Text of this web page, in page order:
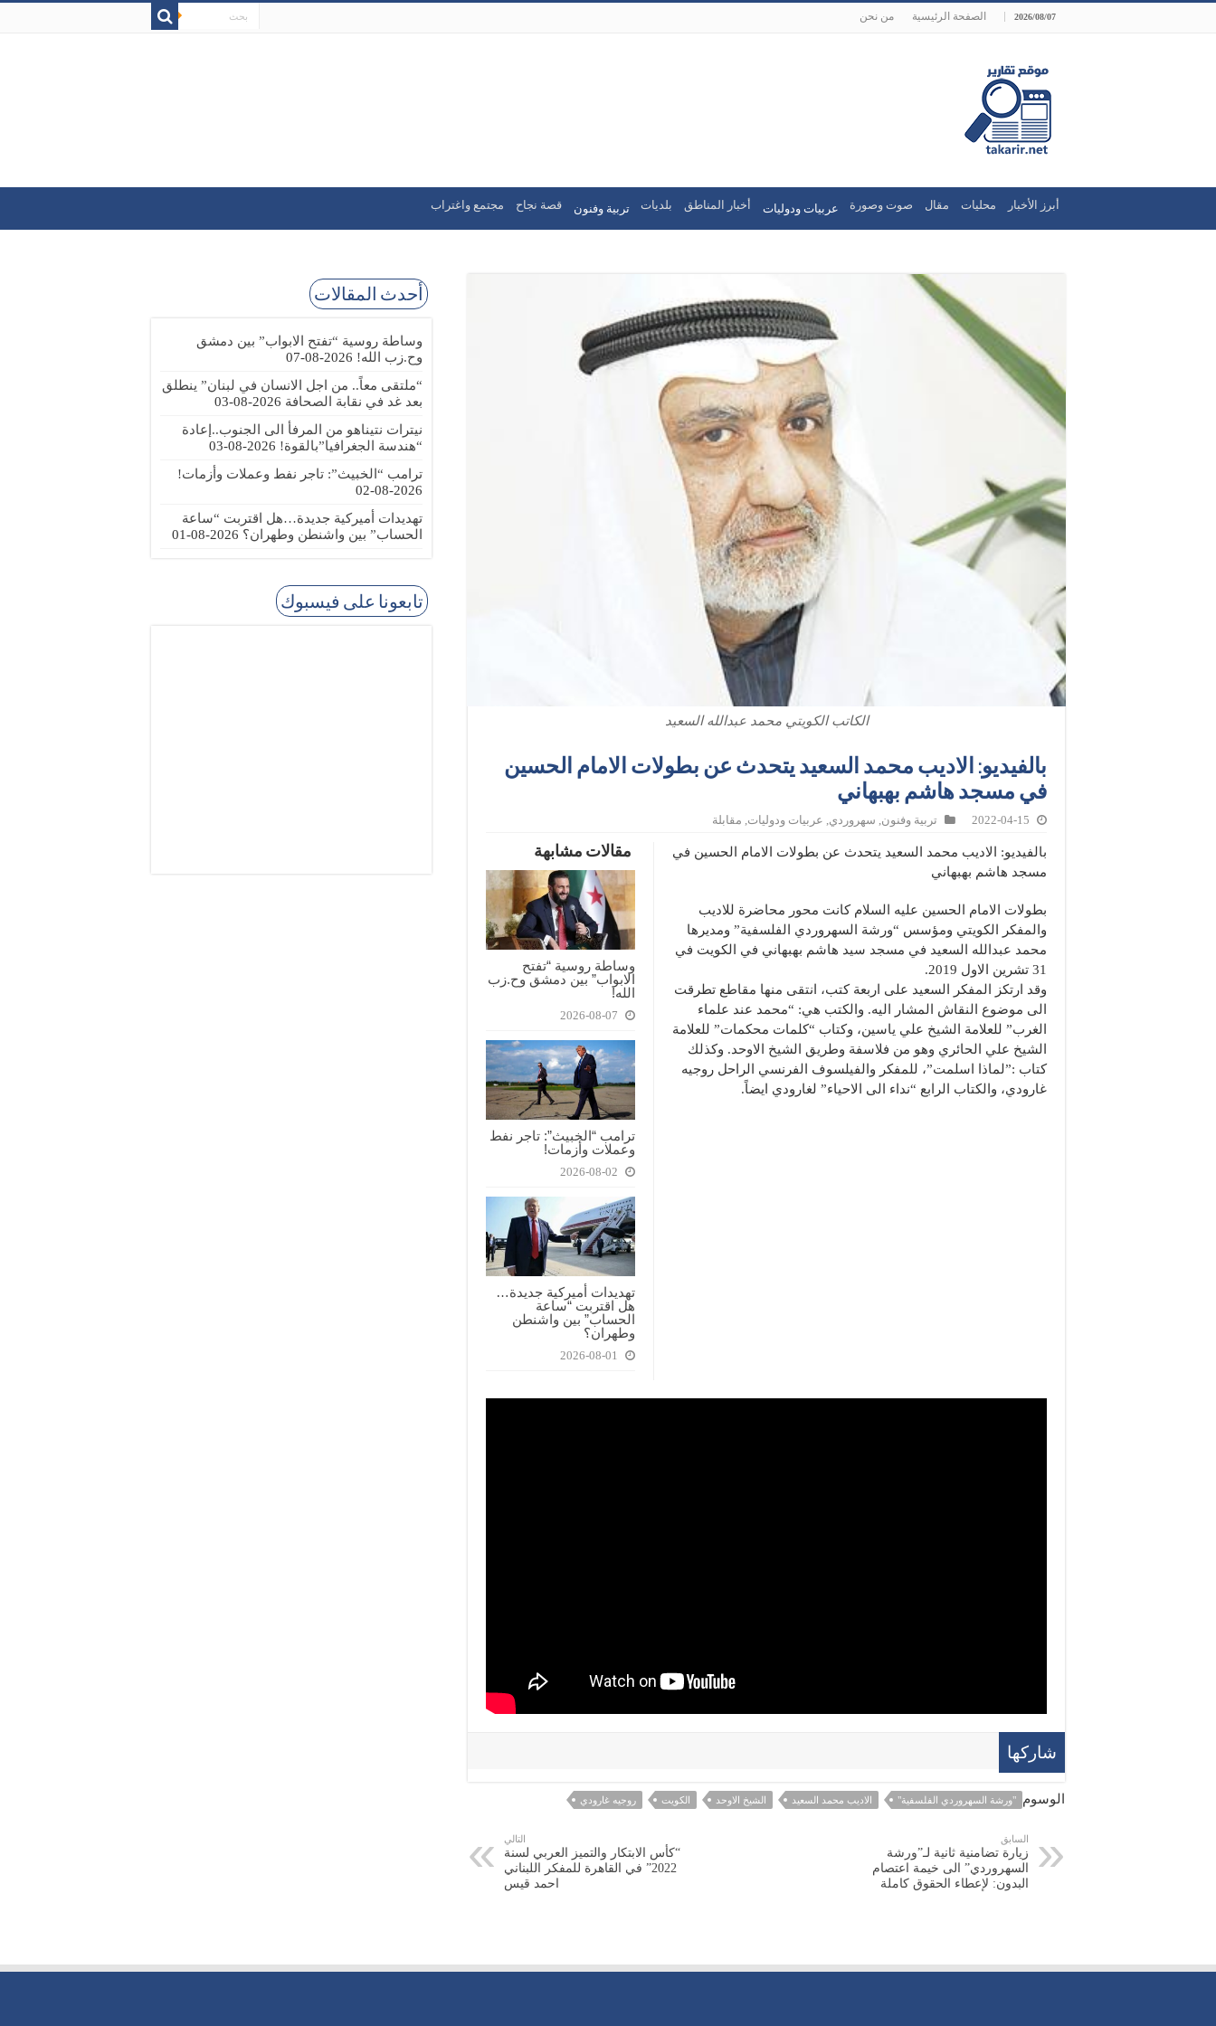
2026/08/07 الصفحة الرئيسية من نحن
أبرز الأخبار محليات مقال صوت وصورة عربيات ودوليات أخبار المناطق بلديات تربية وفنون قصة نجاح مجتمع واغتراب
الكاتب الكويتي محمد عبدالله السعيد
بالفيديو: الاديب محمد السعيد يتحدث عن بطولات الامام الحسين
في مسجد هاشم بهبهاني
2022-04-15 تربية وفنون, سهروردي, عربيات ودوليات, مقابلة
مقالات مشابهة
وساطة روسية “تفتح
الابواب” بين دمشق وح.زب
الله!
2026-08-07
ترامب “الخبيث”: تاجر نفط
وعملات وأزمات!
2026-08-02
تهديدات أميركية جديدة…
هل اقتربت “ساعة
الحساب” بين واشنطن
وطهران؟
2026-08-01
بالفيديو: الاديب محمد السعيد يتحدث عن بطولات الامام الحسين في
مسجد هاشم بهبهاني
بطولات الامام الحسين عليه السلام كانت محور محاضرة للاديب
والمفكر الكويتي ومؤسس “ورشة السهروردي الفلسفية” ومديرها
محمد عبدالله السعيد في مسجد سيد هاشم بهبهاني في الكويت في
31 تشرين الاول 2019.
وقد ارتكز المفكر السعيد على اربعة كتب، انتقى منها مقاطع تطرقت
الى موضوع النقاش المشار اليه. والكتب هي: “محمد عند علماء
الغرب” للعلامة الشيخ علي ياسين، وكتاب “كلمات محكمات” للعلامة
الشيخ علي الحائري وهو من فلاسفة وطريق الشيخ الاوحد. وكذلك
كتاب :”لماذا اسلمت”، للمفكر والفيلسوف الفرنسي الراحل روجيه
غارودي، والكتاب الرابع “نداء الى الاحياء” لغارودي ايضاً.
شاركها
الوسوم "ورشة السهروردي الفلسفية" الاديب محمد السعيد الشيخ الاوحد الكويت روجيه غارودي
السابق
زيارة تضامنية ثانية لـ”ورشة
السهروردي” الى خيمة اعتصام
البدون: لإعطاء الحقوق كاملة
التالي
“كأس الابتكار والتميز العربي لسنة
2022” في القاهرة للمفكر اللبناني
احمد قيس
أحدث المقالات
وساطة روسية “تفتح الابواب” بين دمشق
وح.زب الله! 2026-08-07
“ملتقى معاً.. من اجل الانسان في لبنان” ينطلق
بعد غد في نقابة الصحافة 2026-08-03
نيترات نتيناهو من المرفأ الى الجنوب..إعادة
“هندسة الجغرافيا”بالقوة! 2026-08-03
ترامب “الخبيث”: تاجر نفط وعملات وأزمات!
2026-08-02
تهديدات أميركية جديدة…هل اقتربت “ساعة
الحساب” بين واشنطن وطهران؟ 2026-08-01
تابعونا على فيسبوك